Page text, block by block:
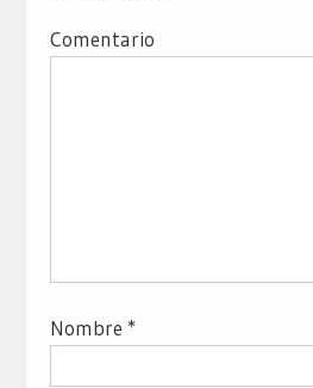
Comentario
Nombre *